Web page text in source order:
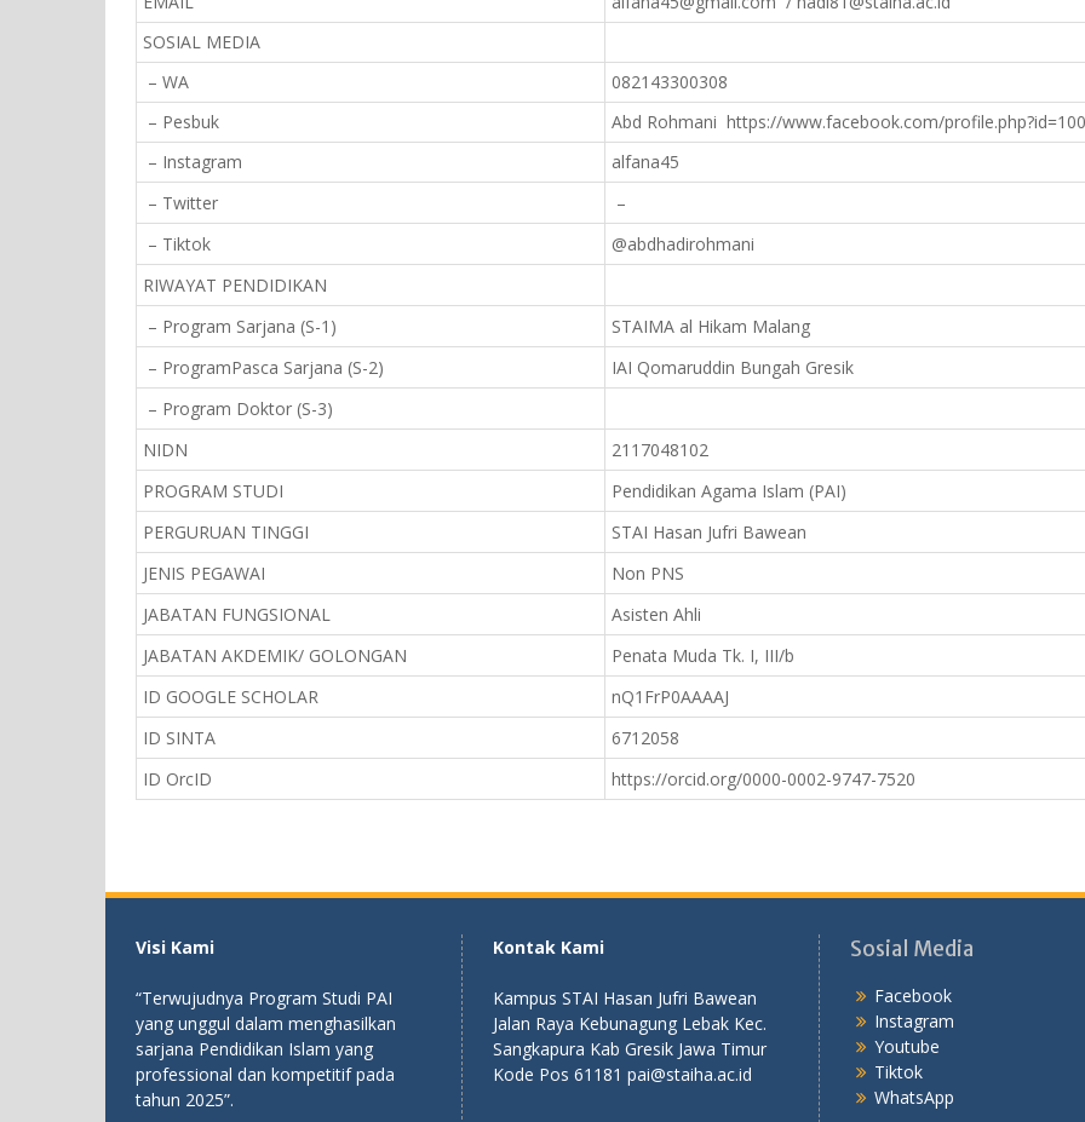
SOSIAL MEDIA
– WA
082143300308
– Pesbuk
Abd Rohmani https://www.facebook.com/
– Instagram
alfana45
– Twitter
–
– Tiktok
@abdhadirohmani
RIWAYAT PENDIDIKAN
– Program Sarjana (S-1)
STAIMA al Hikam Malang
– ProgramPasca Sarjana (S-2)
IAI Qomaruddin Bungah Gresik
– Program Doktor (S-3)
NIDN
2117048102
PROGRAM STUDI
Pendidikan Agama Islam (PAI)
PERGURUAN TINGGI
STAI Hasan Jufri Bawean
JENIS PEGAWAI
Non PNS
JABATAN FUNGSIONAL
Asisten Ahli
JABATAN AKDEMIK/ GOLONGAN
Penata Muda Tk. I, III/b
ID GOOGLE SCHOLAR
nQ1FrP0AAAAJ
ID SINTA
6712058
ID OrcID
https://orcid.org/0000-0002-9747-7520
Visi Kami
“Terwujudnya Program Studi PAI
yang unggul dalam menghasilkan
sarjana Pendidikan Islam yang
professional dan kompetitif pada
tahun 2025”.
Kontak Kami
Kampus STAI Hasan Jufri Bawean
Jalan Raya Kebunagung Lebak Kec.
Sangkapura Kab Gresik Jawa Timur
Kode Pos 61181 pai@staiha.ac.id
Sosial Media
Facebook
Instagram
Youtube
Tiktok
WhatsApp